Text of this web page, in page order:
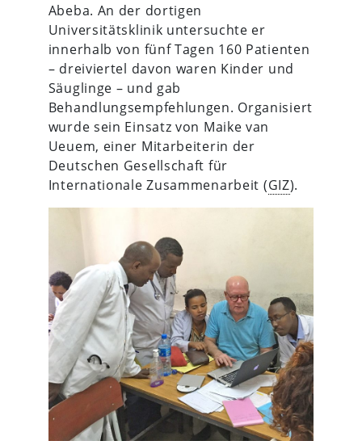
Abeba. An der dortigen
Universitätsklinik untersuchte er
innerhalb von fünf Tagen 160 Patienten
– dreiviertel davon waren Kinder und
Säuglinge – und gab
Behandlungsempfehlungen. Organisiert
wurde sein Einsatz von Maike van
Ueuem, einer Mitarbeiterin der
Deutschen Gesellschaft für
Internationale Zusammenarbeit (GIZ).